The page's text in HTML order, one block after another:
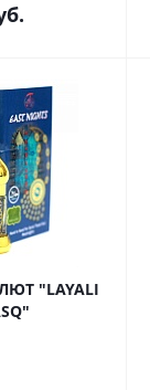
"LAYALI